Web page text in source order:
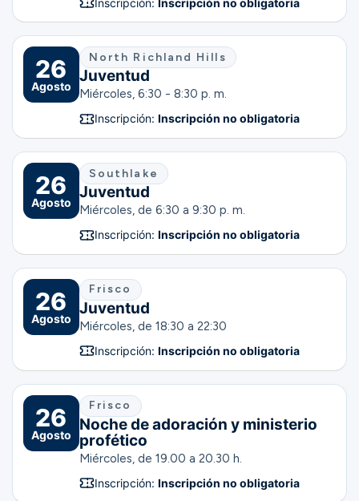
26
Agosto
North Richland Hills
Juventud
Miércoles, 6:30 - 8:30 p. m.
Inscripción: Inscripción no obligatoria
26
Agosto
Southlake
Juventud
Miércoles, de 6:30 a 9:30 p. m.
Inscripción: Inscripción no obligatoria
26
Agosto
Frisco
Juventud
Miércoles, de 18:30 a 22:30
Inscripción: Inscripción no obligatoria
26
Agosto
Frisco
Noche de adoración y ministerio
profético
Miércoles, de 19.00 a 20.30 h.
Inscripción: Inscripción no obligatoria